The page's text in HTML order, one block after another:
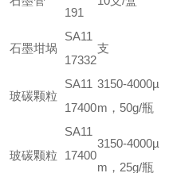
191
石墨坩埚
SA11
17332
支
玻碳颗粒
SA11
17400
3150-4000µ
m，50g/瓶
玻碳颗粒
SA11
17400
3150-4000µ
m，25g/瓶